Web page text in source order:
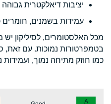
יציבות דיאלקטרית גבוהה
עמידות בשמנים, חומרים
מכל האלסטומרים, לסיליקון יש
בטמפרטורות נמוכות. עם זאת,
כמו חוזק מתיחה נמוך, ועמידות
A